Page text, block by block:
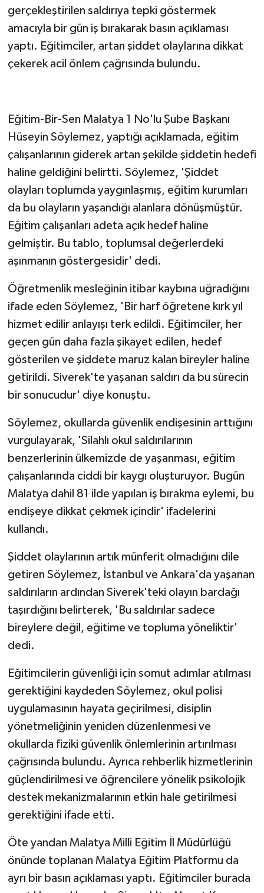
gerçekleştirilen saldırıya tepki göstermek
amacıyla bir gün iş bırakarak basın açıklaması
yaptı. Eğitimciler, artan şiddet olaylarına dikkat
çekerek acil önlem çağrısında bulundu.
Eğitim-Bir-Sen Malatya 1 No'lu Şube Başkanı
Hüseyin Söylemez, yaptığı açıklamada, eğitim
çalışanlarının giderek artan şekilde şiddetin hedefi
haline geldiğini belirtti. Söylemez, 'Şiddet
olayları toplumda yaygınlaşmış, eğitim kurumları
da bu olayların yaşandığı alanlara dönüşmüştür.
Eğitim çalışanları adeta açık hedef haline
gelmiştir. Bu tablo, toplumsal değerlerdeki
aşınmanın göstergesidir' dedi.
Öğretmenlik mesleğinin itibar kaybına uğradığını
ifade eden Söylemez, 'Bir harf öğretene kırk yıl
hizmet edilir anlayışı terk edildi. Eğitimciler, her
geçen gün daha fazla şikayet edilen, hedef
gösterilen ve şiddete maruz kalan bireyler haline
getirildi. Siverek'te yaşanan saldırı da bu sürecin
bir sonucudur' diye konuştu.
Söylemez, okullarda güvenlik endişesinin arttığını
vurgulayarak, 'Silahlı okul saldırılarının
benzerlerinin ülkemizde de yaşanması, eğitim
çalışanlarında ciddi bir kaygı oluşturuyor. Bugün
Malatya dahil 81 ilde yapılan iş bırakma eylemi, bu
endişeye dikkat çekmek içindir' ifadelerini
kullandı.
Şiddet olaylarının artık münferit olmadığını dile
getiren Söylemez, İstanbul ve Ankara'da yaşanan
saldırıların ardından Siverek'teki olayın bardağı
taşırdığını belirterek, 'Bu saldırılar sadece
bireylere değil, eğitime ve topluma yöneliktir'
dedi.
Eğitimcilerin güvenliği için somut adımlar atılması
gerektiğini kaydeden Söylemez, okul polisi
uygulamasının hayata geçirilmesi, disiplin
yönetmeliğinin yeniden düzenlenmesi ve
okullarda fiziki güvenlik önlemlerinin artırılması
çağrısında bulundu. Ayrıca rehberlik hizmetlerinin
güçlendirilmesi ve öğrencilere yönelik psikolojik
destek mekanizmalarının etkin hale getirilmesi
gerektiğini ifade etti.
Öte yandan Malatya Milli Eğitim İl Müdürlüğü
önünde toplanan Malatya Eğitim Platformu da
ayrı bir basın açıklaması yaptı. Eğitimciler burada